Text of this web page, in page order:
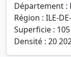
Département :
Région : ILE-
Superficie :
Densité : 20